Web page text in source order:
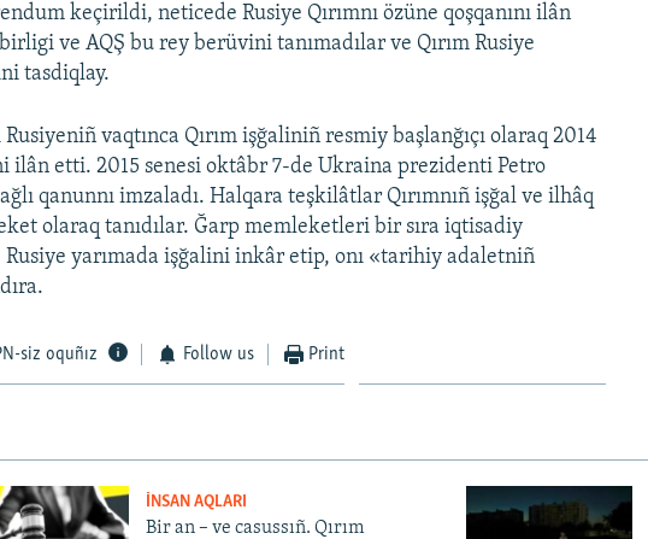
keçirildi, neticede Rusiye Qırımnı özüne qoşqanını ilân
ve AQŞ bu rey berüvini tanımadılar ve Qırım Rusiye
tasdiqlay.
Rusiyeniñ vaqtınca Qırım işğaliniñ resmiy başlanğıçı olaraq 2014
ilân etti. 2015 senesi oktâbr 7-de Ukraina prezidenti Petro
qanunnı imzaladı. Halqara teşkilâtlar Qırımnıñ işğal ve ilhâq
olaraq tanıdılar. Ğarp memleketleri bir sıra iqtisadiy
yarımada işğalini inkâr etip, onı «tarihiy adaletniñ
siz oquñız Follow us Print
İNSAN AQLARI
Bir an – ve casussıñ. Qırım